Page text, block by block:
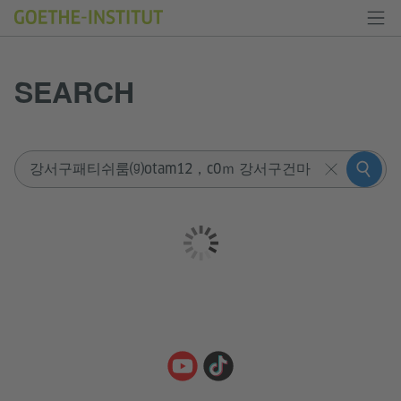
SEARCH
Sucheingabe